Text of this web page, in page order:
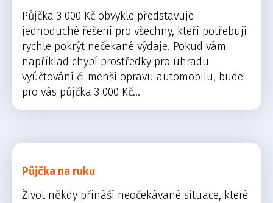
Půjčka 3 000 Kč obvykle představuje
jednoduché řešení pro všechny, kteří potřebují
rychle pokrýt nečekané výdaje. Pokud vám
například chybí prostředky pro úhradu
vyúčtování či menší opravu automobilu, bude
pro vás půjčka 3 000 Kč...
Půjčka na ruku
Život někdy přináší neočekávané situace, které